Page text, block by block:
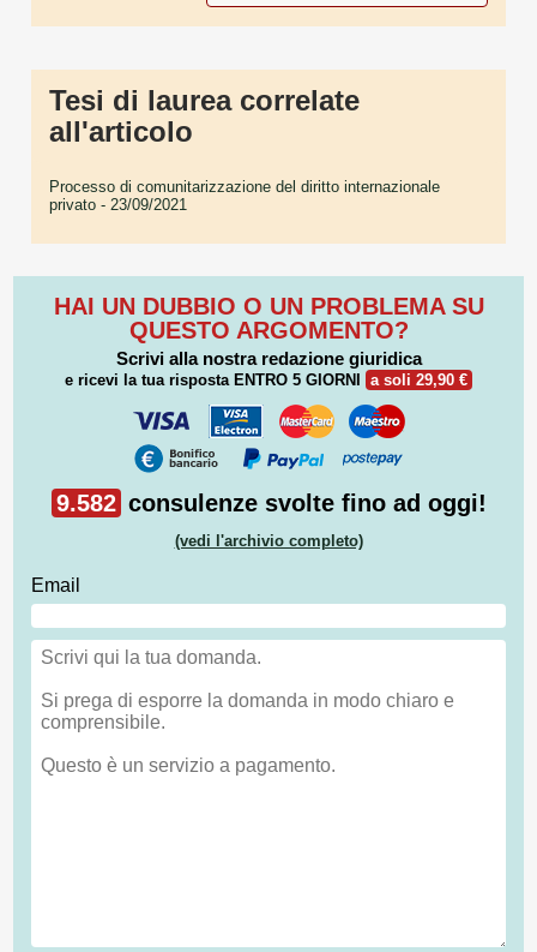
Tesi di laurea correlate
all'articolo
Processo di comunitarizzazione del diritto internazionale
privato - 23/09/2021
HAI UN DUBBIO O UN PROBLEMA SU
QUESTO ARGOMENTO?
Scrivi alla nostra redazione giuridica
e ricevi la tua risposta ENTRO 5 GIORNI a soli 29,90 €
9.582 consulenze svolte fino ad oggi!
(vedi l'archivio completo)
Email